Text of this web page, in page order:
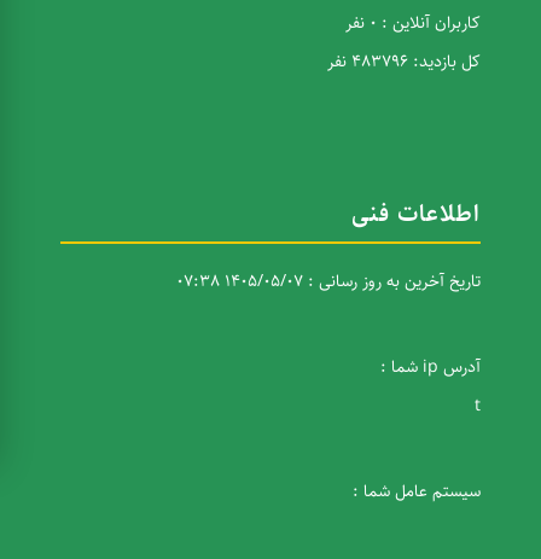
کاربران آنلاین : 0 نفر
کل بازدید: 483796 نفر
اطلاعات فنی
تاریخ آخرین به روز رسانی : 1405/05/07 07:38
آدرس ip شما :
t
سیستم عامل شما :